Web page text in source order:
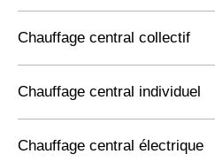
Chauffage central collectif
Chauffage central individuel
Chauffage central électrique